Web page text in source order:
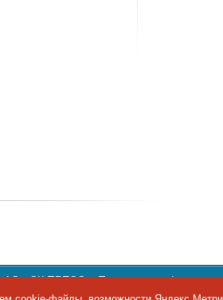
АО «СК ПРЕСС».Политика
ул. Марксистская, 34, строение